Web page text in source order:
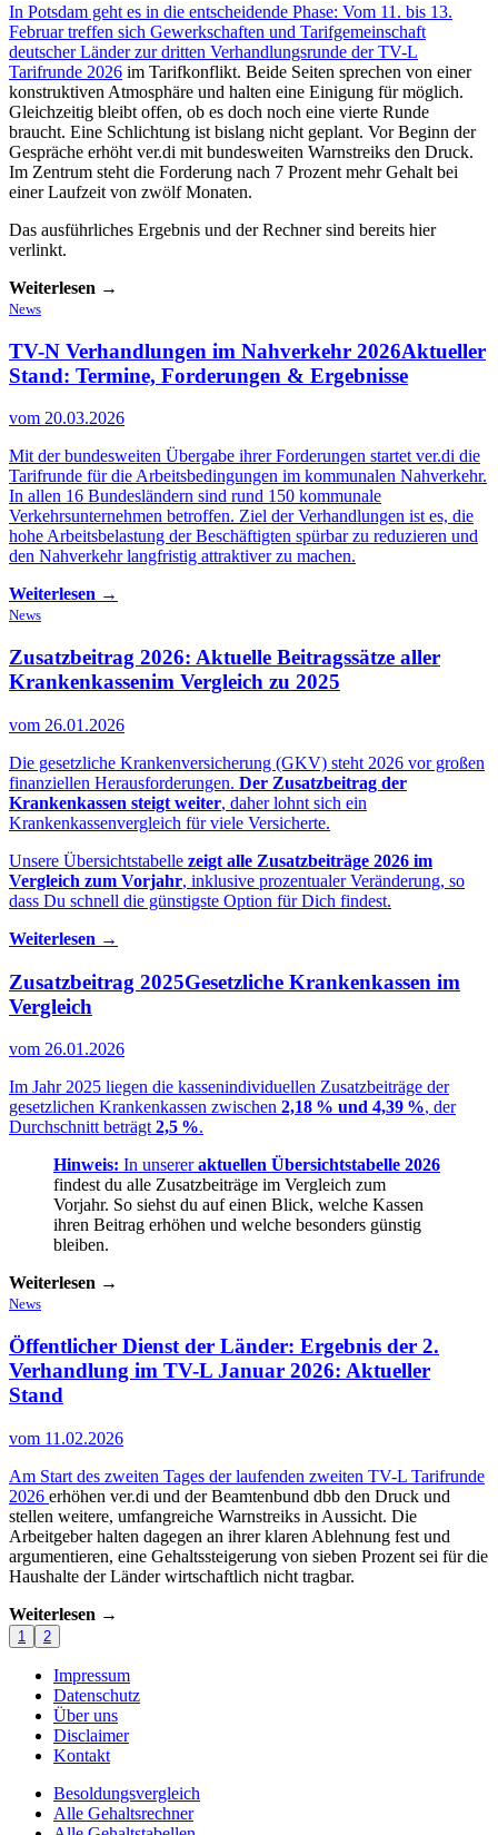
In Potsdam geht es in die entscheidende Phase: Vom 11. bis 13.
Februar treffen sich Gewerkschaften und Tarifgemeinschaft
deutscher Länder zur dritten Verhandlungsrunde derTV-L
Tarifrunde 2026 im Tarifkonflikt. Beide Seiten sprechen von einer
konstruktiven Atmosphäre und halten eine Einigung für möglich.
Gleichzeitig bleibt offen, ob es doch noch eine vierte Runde
braucht. Eine Schlichtung ist bislang nicht geplant. Vor Beginn der
Gespräche erhöht ver.di mit bundesweiten Warnstreiks den Druck.
Im Zentrum steht die Forderung nach 7 Prozent mehr Gehalt bei
einer Laufzeit von zwölf Monaten.
Das ausführliches Ergebnis und der Rechner sind bereits hier
verlinkt.
Weiterlesen →
News
TV-N Verhandlungen im Nahverkehr 2026Aktueller
Stand: Termine, Forderungen & Ergebnisse
vom 20.03.2026
Mit der bundesweiten Übergabe ihrer Forderungen startet ver.di die
Tarifrunde für die Arbeitsbedingungen im kommunalen Nahverkehr.
In allen 16 Bundesländern sind rund 150 kommunale
Verkehrsunternehmen betroffen. Ziel der Verhandlungen ist es, die
hohe Arbeitsbelastung der Beschäftigten spürbar zu reduzieren und
den Nahverkehr langfristig attraktiver zu machen.
Weiterlesen →
News
Zusatzbeitrag 2026: Aktuelle Beitragssätze aller
Krankenkassenim Vergleich zu 2025
vom 26.01.2026
Die gesetzliche Krankenversicherung (GKV) steht 2026 vor großen
finanziellen Herausforderungen. Der Zusatzbeitrag der
Krankenkassen steigt weiter, daher lohnt sich ein
Krankenkassenvergleich für viele Versicherte.
Unsere Übersichtstabelle zeigt alle Zusatzbeiträge 2026 im
Vergleich zum Vorjahr, inklusive prozentualer Veränderung, so
dass Du schnell die günstigste Option für Dich findest.
Weiterlesen →
Zusatzbeitrag 2025Gesetzliche Krankenkassen im
Vergleich
vom 26.01.2026
Im Jahr 2025 liegen die kassenindividuellen Zusatzbeiträge der
gesetzlichen Krankenkassen zwischen 2,18 % und 4,39 %, der
Durchschnitt beträgt 2,5 %.
Hinweis: In unsereraktuellen Übersichtstabelle 2026
findest du alle Zusatzbeiträge im Vergleich zum
Vorjahr. So siehst du auf einen Blick, welche Kassen
ihren Beitrag erhöhen und welche besonders günstig
bleiben.
Weiterlesen →
News
Öffentlicher Dienst der Länder: Ergebnis der 2.
Verhandlung im TV-L Januar 2026: Aktueller
Stand
vom 11.02.2026
Am Start des zweiten Tages der laufenden zweiten TV-L Tarifrunde
2026 erhöhen ver.di und der Beamtenbund dbb den Druck und
stellen weitere, umfangreiche Warnstreiks in Aussicht. Die
Arbeitgeber halten dagegen an ihrer klaren Ablehnung fest und
argumentieren, eine Gehaltssteigerung von sieben Prozent sei für die
Haushalte der Länder wirtschaftlich nicht tragbar.
Weiterlesen →
1 2
Impressum
Datenschutz
Über uns
Disclaimer
Kontakt
Besoldungsvergleich
Alle Gehaltsrechner